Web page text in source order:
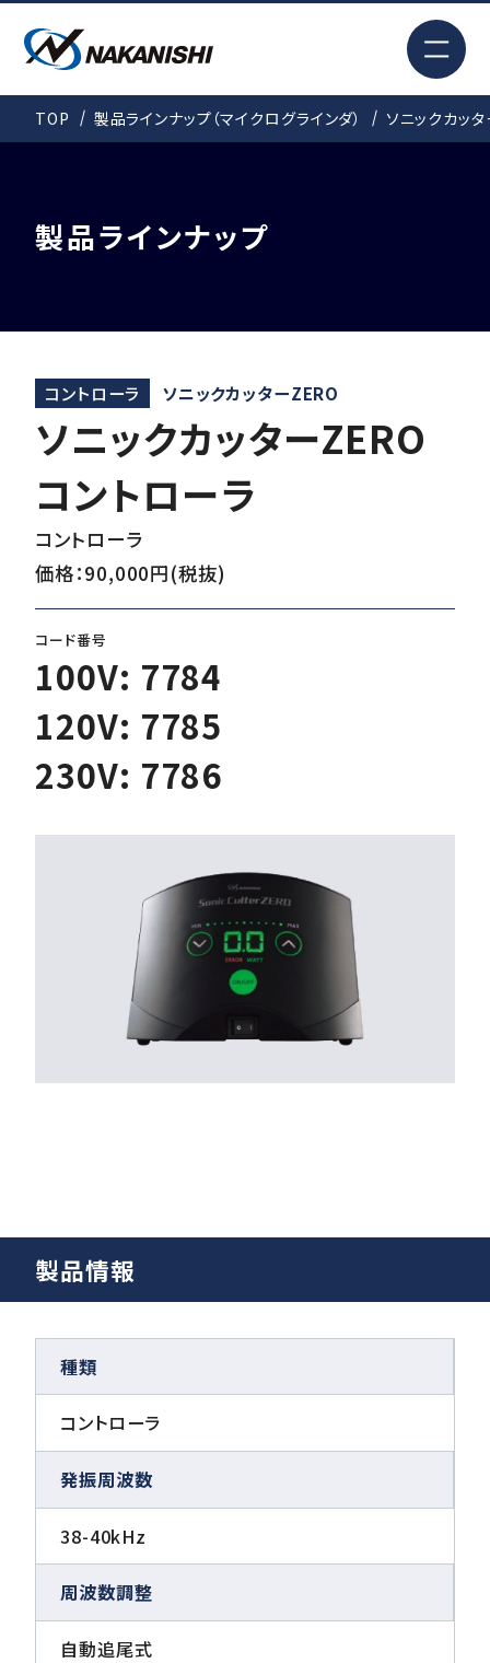
検索 EN
製品情報
事例紹介
ダウンロード
お客様サポート
会社情報
TOP 製品ラインナップ（マイクログラインダ） ソニックカッ
製品ラインナップ
コントローラ ソニックカッターZERO
ソニックカッターZERO
コントローラ
コントローラ
価格：90,000円(税抜)
コード番号
100V: 7784
120V: 7785
230V: 7786
製品情報
種類
コントローラ
発振周波数
38-40kHz
周波数調整
自動追尾式